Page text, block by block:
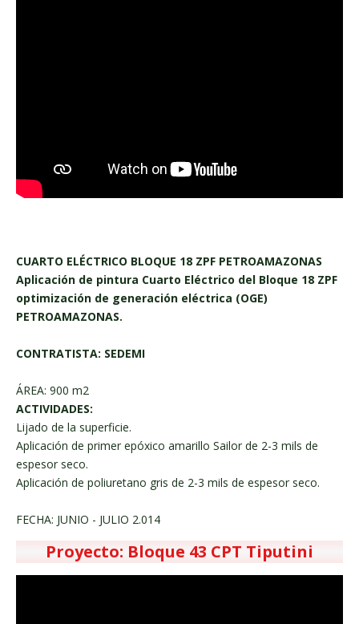
CUARTO ELÉCTRICO BLOQUE 18 ZPF PETROAMAZONAS
Aplicación de pintura Cuarto Eléctrico del Bloque 18 ZPF
optimización de generación eléctrica (OGE)
PETROAMAZONAS.
CONTRATISTA: SEDEMI
ÁREA: 900 m2
ACTIVIDADES:
Lijado de la superficie.
Aplicación de primer epóxico amarillo Sailor de 2-3 mils de
espesor seco.
Aplicación de poliuretano gris de 2-3 mils de espesor seco.
FECHA: JUNIO - JULIO 2.014
Proyecto: Bloque 43 CPT Tiputini